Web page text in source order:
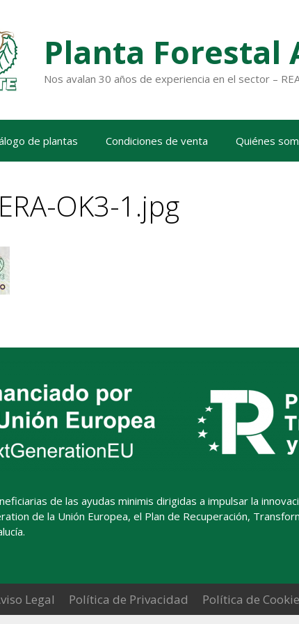
Planta Forestal
Nos avalan 30 años de experiencia en el sector –
de plantas Condiciones de venta Quiénes
OK3-1.jpg
de las ayudas minimis dirigidas a impulsar la
de la Unión Europea, el Plan de Recuperación,
Legal Política de Privacidad Política de